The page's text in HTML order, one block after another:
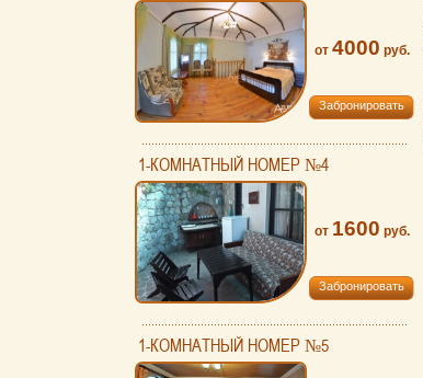
от 4000 руб.
Забронировать
1-КОМНАТНЫЙ НОМЕР №4
от 1600 руб.
Забронировать
1-КОМНАТНЫЙ НОМЕР №5